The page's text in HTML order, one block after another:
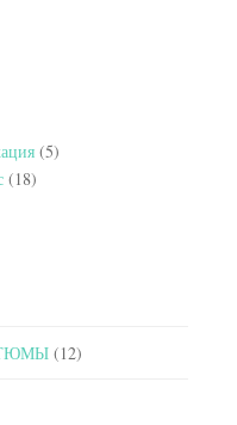
(5)
(18)
(12)